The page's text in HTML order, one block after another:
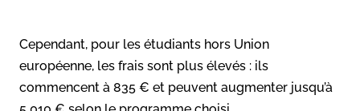
Cependant, pour les étudiants hors Union
européenne, les frais sont plus élevés : ils
commencent à 835 € et peuvent augmenter jusqu’à